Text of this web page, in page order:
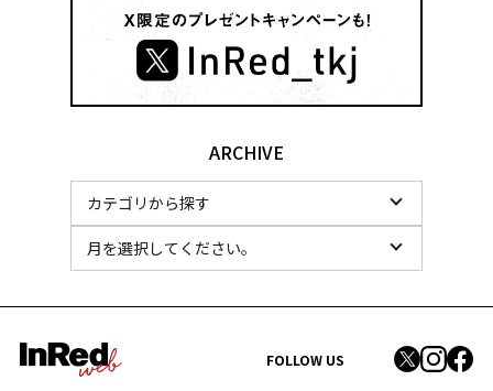
ARCHIVE
FOLLOW US